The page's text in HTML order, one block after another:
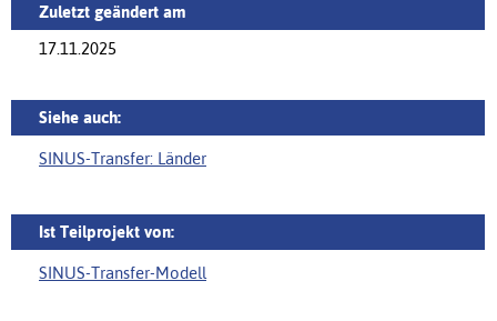
Zuletzt geändert am
17.11.2025
Siehe auch:
SINUS-Transfer: Länder
Ist Teilprojekt von:
SINUS-Transfer-Modell